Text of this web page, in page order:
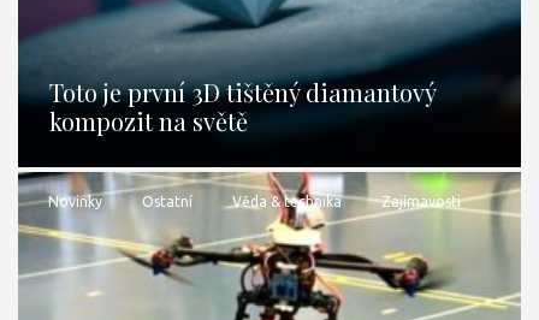
Toto je první 3D tištěný diamantový
kompozit na světě
Novinky Ostatní Věda & technika Zajímavosti